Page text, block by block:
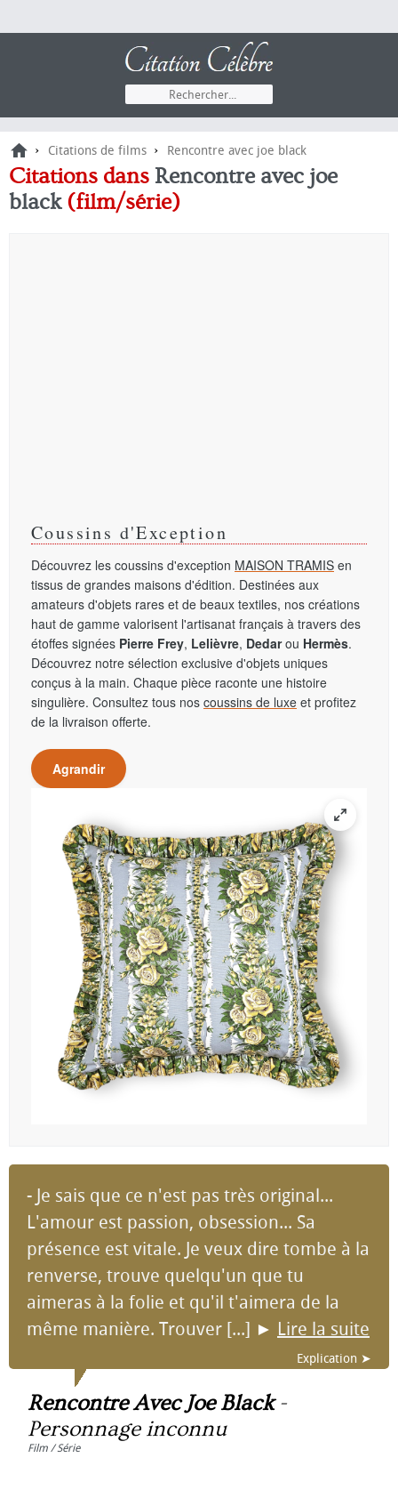
› Citations de films › Rencontre avec joe black
Citations dans Rencontre avec joe
black(film/série)
Coussins d'Exception
Découvrez les coussins d'exception MAISON TRAMIS en
tissus de grandes maisons d'édition. Destinées aux
amateurs d'objets rares et de beaux textiles, nos créations
haut de gamme valorisent l'artisanat français à travers des
étoffes signées Pierre Frey, Lelièvre, Dedarou Hermès.
Découvrez notre sélection exclusive d'objets uniques
conçus à la main. Chaque pièce raconte une histoire
singulière. Consultez tous nos coussins de luxe et profitez
de la livraison offerte.
Agrandir
- Je sais que ce n'est pas très original...
L'amour est passion, obsession... Sa
présence est vitale. Je veux dire tombe à la
renverse, trouve quelqu'un que tu
aimeras à la folie et qu'il t'aimera de la
même manière. Trouver [...] ► Lire la suite
Explication ➤
Rencontre Avec Joe Black-
Personnage inconnu
Film / Série